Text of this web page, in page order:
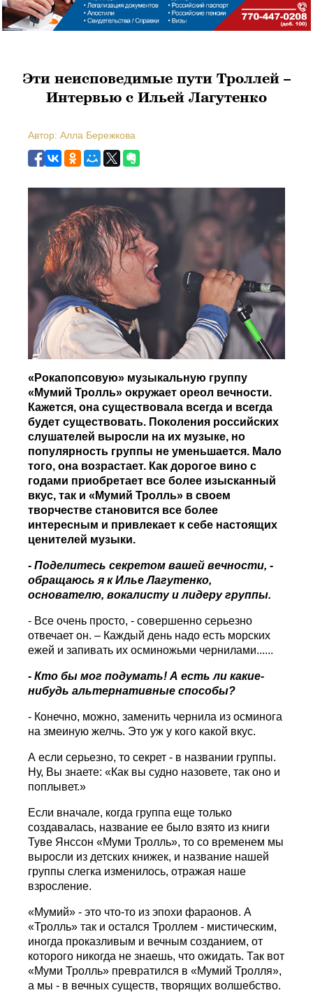
Эти неисповедимые пути Троллей –
Интервью с Ильей Лагутенко
Автор: Алла Бережкова
«Рокапопсовую» музыкальную группу
«Мумий Тролль» окружает ореол вечности.
Кажется, она существовала всегда и всегда
будет существовать. Поколения российских
слушателей выросли на их музыке, но
популярность группы не уменьшается. Мало
того, она возрастает. Как дорогое вино с
годами приобретает все более изысканный
вкус, так и «Мумий Тролль» в своем
творчестве становится все более
интересным и привлекает к себе настоящих
ценителей музыки.
- Поделитесь секретом вашей вечности, -
обращаюсь я к Илье Лагутенко,
основателю, вокалисту и лидеру группы.
- Все очень просто, - совершенно серьезно
отвечает он. – Каждый день надо есть морских
ежей и запивать их осминожьми чернилами......
- Кто бы мог подумать! А есть ли какие-
нибудь альтернативные способы?
- Конечно, можно, заменить чернила из осминога
на змеиную желчь. Это уж у кого какой вкус.
А если серьезно, то секрет - в названии группы.
Ну, Вы знаете: «Как вы судно назовете, так оно и
поплывет.»
Если вначале, когда группа еще только
создавалась, название ее было взято из книги
Туве Янссон «Муми Тролль», то со временем мы
выросли из детских книжек, и название нашей
группы слегка изменилось, отражая наше
взросление.
«Мумий» - это что-то из эпохи фараонов. А
«Тролль» так и остался Троллем - мистическим,
иногда проказливым и вечным созданием, от
которого никогда не знаешь, что ожидать. Так вот
«Муми Тролль» превратился в «Мумий Тролля»,
а мы - в вечных существ, творящих волшебство.